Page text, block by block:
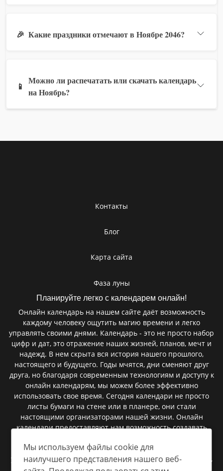
🎉 Какие праздники отмечают в Ноябре 2046?
📱
Можно ли распечатать или скачать календарь
на Ноябрь?
Контакты
Блог
Карта сайта
Фаза луны
Планируйте легко с календарем онлайн!
Онлайн календарь на нашем сайте даёт возможность
каждому человеку ощутить магию времени и легко
управлять своими днями. Календарь - это не просто набор
цифр и дат, это отражение наших жизней, планов, мечт и
надежд. В нем скрыта вся история нашего прошлого,
настоящего и будущего. Годы мчятся, дни сменяют друг
друга, но благодаря современным технологиям и доступу к
онлайн календарям, мы можем более эффективно
использовать свое время. Сегодня календари не просто
листы бумаги на стене или в планере, они стали
настоящими организаторами нашей жизни. Онлайн
календари предоставляют нам возможность создавать
напоминания и следить за важными событиями. В них
умещаются сроки сдачи проектов, дни рождения близких,
Мы используем файлы cookie для
наилучшего представления нашего веб-